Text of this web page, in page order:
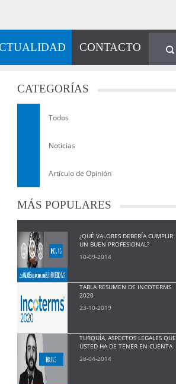
CONTACTO
CATEGORÍAS
Todos
Noticias
Artículo de Opinión
MÁS POPULARES
¿QUÉ VALORES DEBERÍA CUMPLIR
UN BUEN PROFESIONAL?
10-09-2014
TABLA RESUMEN DE INCOTERMS
2020
23-10-2019
TURQUÍA, ASPECTOS LEGALES QUE
USTED HA DE TENER EN CUENTA
28-04-2014